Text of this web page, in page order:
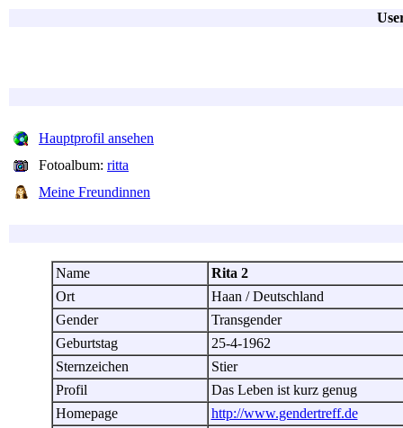
Hauptprofil ansehen
Fotoalbum: ritta
Meine Freundinnen
Name
Rita 2
Ort
Haan / Deutschland
Gender
Transgender
Geburtstag
25-4-1962
Sternzeichen
Stier
Profil
Das Leben ist kurz genug
Homepage
http://www.gendertreff.de